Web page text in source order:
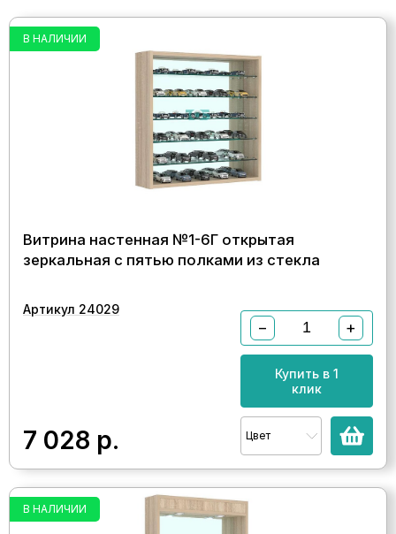
В НАЛИЧИИ
Витрина настенная №1-6Г открытая
зеркальная с пятью полками из стекла
Артикул 24029
7 028 р.
− +
Купить в 1
клик
Цвет
В НАЛИЧИИ